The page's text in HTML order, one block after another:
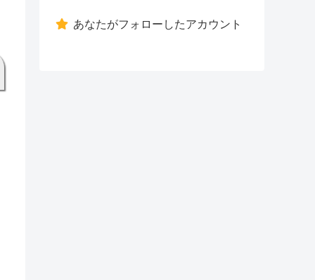
あなたがフォローしたアカウント